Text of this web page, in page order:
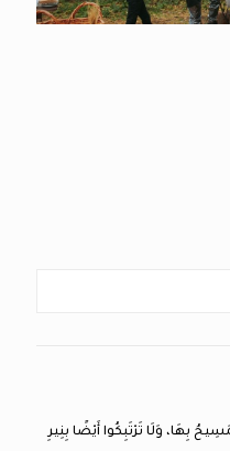
بِهَا، وَلَا تَرْتَبِكُوا أَيْضًا بِنِيرِ